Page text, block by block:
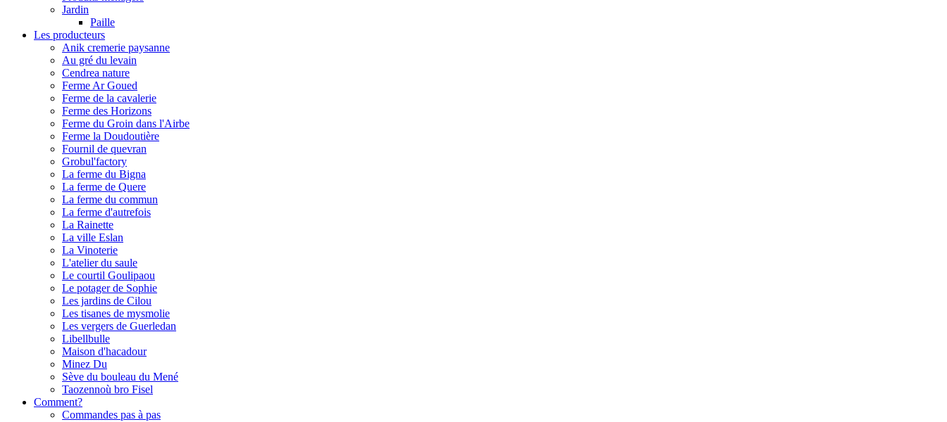
Jardin
Paille
Les producteurs
Anik cremerie paysanne
Au gré du levain
Cendrea nature
Ferme Ar Goued
Ferme de la cavalerie
Ferme des Horizons
Ferme du Groin dans l'Airbe
Ferme la Doudoutière
Fournil de quevran
Grobul'factory
La ferme du Bigna
La ferme de Quere
La ferme du commun
La ferme d'autrefois
La Rainette
La ville Eslan
La Vinoterie
L'atelier du saule
Le courtil Goulipaou
Le potager de Sophie
Les jardins de Cilou
Les tisanes de mysmolie
Les vergers de Guerledan
Libellbulle
Maison d'hacadour
Minez Du
Sève du bouleau du Mené
Taozennoù bro Fisel
Comment?
Commandes pas à pas